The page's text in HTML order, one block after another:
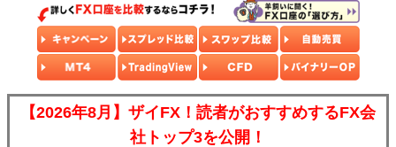
【2026年8月】ザイFX！読者がおすすめするFX会
社トップ3を公開！